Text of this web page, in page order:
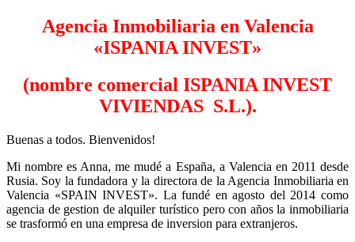
Agencia Inmobiliaria en Valencia
«ISPANIA INVEST»
(nombre comercial ISPANIA INVEST
VIVIENDAS S.L.).
Buenas a todos. Bienvenidos!
Mi nombre es Anna, me mudé a España, a Valencia en 2011 desde
Rusia. Soy la fundadora y la directora de la Agencia Inmobiliaria en
Valencia «SPAIN INVEST». La fundé en agosto del 2014 como
agencia de gestion de alquiler turístico pero con años la inmobiliaria
se trasformó en una empresa de inversion para extranjeros.